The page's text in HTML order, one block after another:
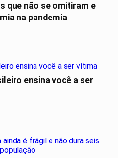
que não se omitiram e
na pandemia
ensina você a ser